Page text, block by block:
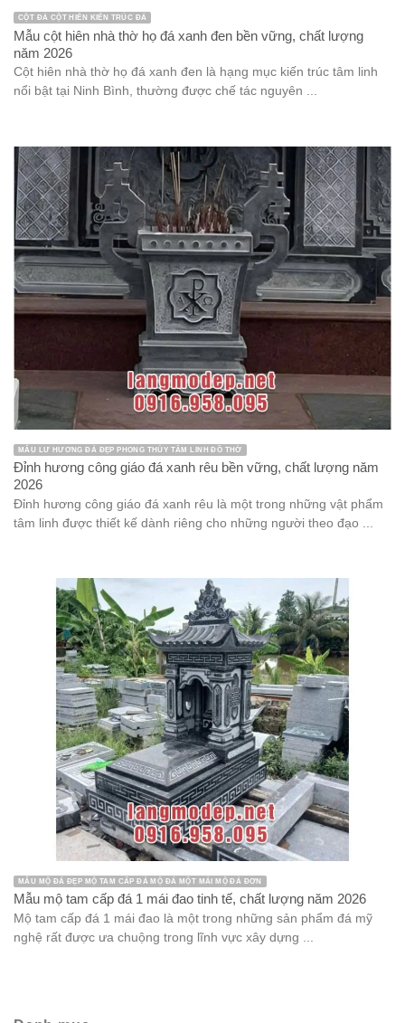
CỘT ĐÁ CỘT HIÊN KIẾN TRÚC ĐÁ
Mẫu cột hiên nhà thờ họ đá xanh đen bền vững, chất lượng
năm 2026
Cột hiên nhà thờ họ đá xanh đen là hạng mục kiến trúc tâm linh
nổi bật tại Ninh Bình, thường được chế tác nguyên ...
MẪU LƯ HƯƠNG ĐÁ ĐẸP PHONG THỦY TÂM LINH ĐỒ THỜ
Đỉnh hương công giáo đá xanh rêu bền vững, chất lượng năm
2026
Đỉnh hương công giáo đá xanh rêu là một trong những vật phẩm
tâm linh được thiết kế dành riêng cho những người theo đạo ...
MẪU MỘ ĐÁ ĐẸP MỘ TAM CẤP ĐÁ MỘ ĐÁ MỘT MÁI MỘ ĐÁ ĐƠN
Mẫu mộ tam cấp đá 1 mái đao tinh tế, chất lượng năm 2026
Mộ tam cấp đá 1 mái đao là một trong những sản phẩm đá mỹ
nghệ rất được ưa chuộng trong lĩnh vực xây dựng ...